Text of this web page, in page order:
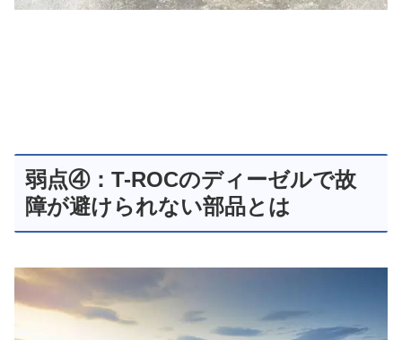
弱点④：T-ROCのディーゼルで故
障が避けられない部品とは